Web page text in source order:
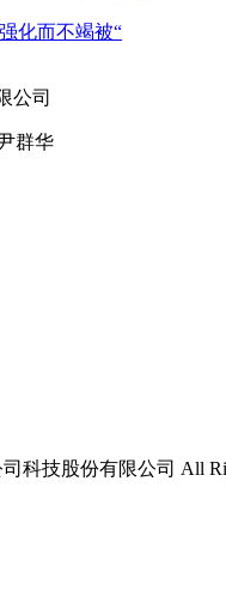
化而不竭被“
群华
科技股份有限公司 All